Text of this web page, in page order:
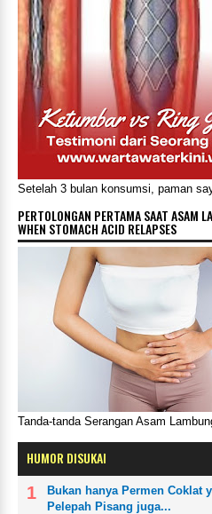
Setelah 3 bulan konsumsi, paman
PERTOLONGAN PERTAMA SAAT ASAM
WHEN STOMACH ACID RELAPSES
Tanda-tanda Serangan Asam
HUMOR DISUKAI
Bukan hanya Permen Coklat
Pelepah Pisang juga...